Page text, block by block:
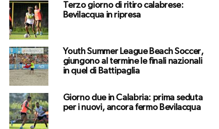
Terzo giorno di ritiro calabrese:
Bevilacqua in ripresa
Youth Summer League Beach Soccer,
giungono al termine le finali nazionali
in quel di Battipaglia
Giorno due in Calabria: prima seduta
per i nuovi, ancora fermo Bevilacqua